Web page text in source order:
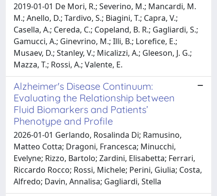
2019-01-01 De Mori, R.; Severino, M.; Mancardi, M.
M.; Anello, D.; Tardivo, S.; Biagini, T.; Capra, V.;
Casella, A.; Cereda, C.; Copeland, B. R.; Gagliardi, S.;
Gamucci, A.; Ginevrino, M.; Illi, B.; Lorefice, E.;
Musaev, D.; Stanley, V.; Micalizzi, A.; Gleeson, J. G.;
Mazza, T.; Rossi, A.; Valente, E.
Alzheimer's Disease Continuum:
Evaluating the Relationship between
Fluid Biomarkers and Patients’
Phenotype and Profile
2026-01-01 Gerlando, Rosalinda Di; Ramusino,
Matteo Cotta; Dragoni, Francesca; Minucchi,
Evelyne; Rizzo, Bartolo; Zardini, Elisabetta; Ferrari,
Riccardo Rocco; Rossi, Michele; Perini, Giulia; Costa,
Alfredo; Davin, Annalisa; Gagliardi, Stella